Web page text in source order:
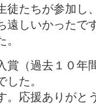
徒たちが参加し
遠しいかったで
賞（過去１０年
た。
。応援ありがと